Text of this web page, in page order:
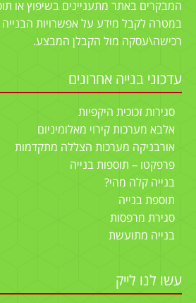
המבקרים באתר מתעניינים בשיפוץ או
במטרה לקבל מידע על אפשרויות הבנייה
רכישה\עסקה מול הקבלן המבצע.
עדכוני בנייה אחרונים
סגירות זכוכית היקפיות
אלבא מערכות קירוי מאלומיניום
אורבניקה מערכות הצללה מתקדמות
פרפקטו – תוספות בנייה
בנייה קלה מהי?
תוספת בנייה
סגירת מרפסות
בנייה מתועשת
עשו לנו לייק